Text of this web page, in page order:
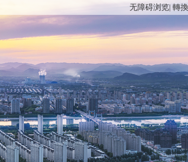
无障碍浏览| 轉